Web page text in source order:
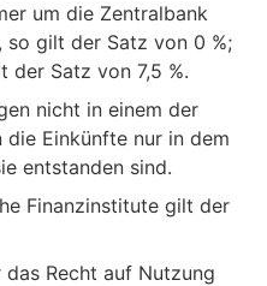
um die Zentralbank
so gilt der Satz von 0 %;
der Satz von 7,5 %.
nicht in einem der
Einkünfte nur in dem
entstanden sind.
Finanzinstitute gilt der
Recht auf Nutzung